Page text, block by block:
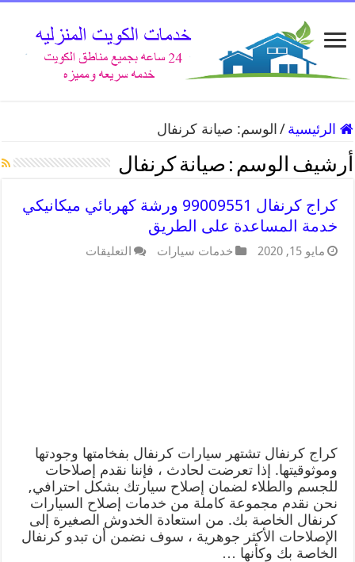
الرئيسية / الوسم: صيانة كرنفال
أرشيف الوسم : صيانة كرنفال
كراج كرنفال 99009551 ورشة كهربائي ميكانيكي
خدمة المساعدة على الطريق
مايو 15, 2020 خدمات سيارات التعليقات
كراج كرنفال تشتهر سيارات كرنفال بفخامتها وجودتها
وموثوقيتها. إذا تعرضت لحادث ، فإننا نقدم إصلاحات
للجسم والطلاء لضمان إصلاح سيارتك بشكل احترافي,
نحن نقدم مجموعة كاملة من خدمات إصلاح السيارات
كرنفال الخاصة بك. من استعادة الخدوش الصغيرة إلى
الإصلاحات الأكثر جوهرية ، سوف نضمن أن تبدو كرنفال
الخاصة بك وكأنها …